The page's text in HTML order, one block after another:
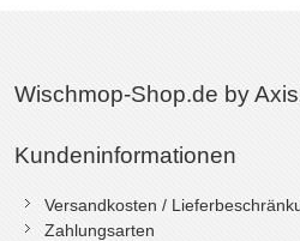
Wischmop-Shop.de by
Kundeninformationen
Versandkosten /
Zahlungsarten